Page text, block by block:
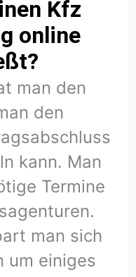
Kfz
online
man den
den
kann. Man
Termine
man sich
um einiges